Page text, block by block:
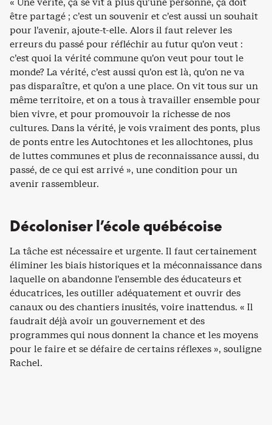
être partagé ; c’est un souvenir et c’est aussi un souhait
pour l’avenir, ajoute-t-elle. Alors il faut relever les
erreurs du passé pour réfléchir au futur qu’on veut :
c’est quoi la vérité commune qu’on veut pour tout le
monde? La vérité, c’est aussi qu’on est là, qu’on ne va
pas disparaître, et qu’on a une place. On vit tous sur un
même territoire, et on a tous à travailler ensemble pour
bien vivre, et pour promouvoir la richesse de nos
cultures. Dans la vérité, je vois vraiment des ponts, plus
de ponts entre les Autochtones et les allochtones, plus
de luttes communes et plus de reconnaissance aussi, du
passé, de ce qui est arrivé », une condition pour un
avenir rassembleur.
Décoloniser l’école québécoise
La tâche est nécessaire et urgente. Il faut certainement
éliminer les biais historiques et la méconnaissance dans
laquelle on abandonne l’ensemble des éducateurs et
éducatrices, les outiller adéquatement et ouvrir des
canaux ou des chantiers inusités, voire inattendus. « Il
faudrait déjà avoir un gouvernement et des
programmes qui nous donnent la chance et les moyens
pour le faire et se défaire de certains réflexes », souligne
Rachel.